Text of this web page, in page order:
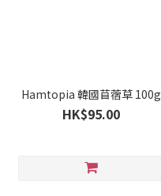
Hamtopia 韓國苜蓿草 100g
HK$95.00